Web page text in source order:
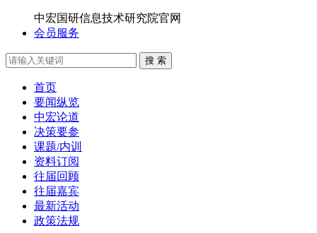
中宏国研信息技术研究院官网
会员服务
搜 索
首页
要闻纵览
中宏论道
决策要参
课题/内训
资料订阅
往届回顾
往届嘉宾
最新活动
政策法规